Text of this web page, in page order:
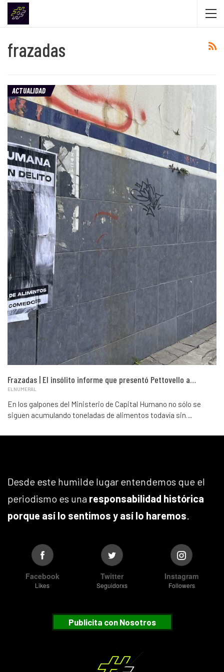
frazadas
ACTUALIDAD
Frazadas | El insólito informe que presentó Pettovello a…
ELNUMERAL
En los galpones del Ministerio de Capital Humano no sólo se
siguen acumulando toneladas de alimentos todavía sin…
Desde este humilde lugar entendemos que el
periodismo es una responsabilidad histórica
porque así lo sentimos y así lo haremos.
Facebook
Likes
Twitter
Seguidorxs
Instagram
Followers
Publicita con Nosotros